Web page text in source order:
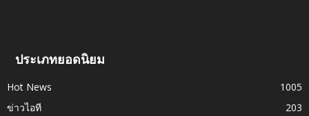
ประเภทยอดนิยม
Hot News
1005
ข่าวไอที
203